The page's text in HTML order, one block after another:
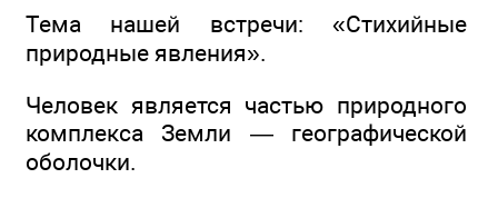
Тема нашей встречи: «Стихийные
природные явления».
Человек является частью природного
комплекса Земли — географической
оболочки.